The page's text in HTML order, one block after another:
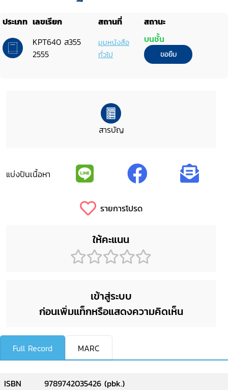
ประเภท เลขเรียก สถานที่
สถานะ
KPT640 ส355
2555
มุมหนังสือ
ทั่วไป
บนชั้น
ขอยืม
สารบัญ
แบ่งปันเนื้อหา
รายการโปรด
ให้คะแนน
เข้าสู่ระบบ
ก่อนเพิ่มแท็กหรือแสดงความคิดเห็น
Full Record MARC
ISBN
9789742035426 (pbk.)